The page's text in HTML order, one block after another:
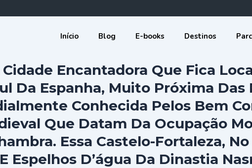
Início Blog E-books Destinos
Encantadora Que Fica
Da Espanha, Muito Próxima Das
Conhecida Pelos Bem
Que Datam Da Ocupação
Essa Castelo-Fortaleza,
Espelhos D’água Da Dinastia